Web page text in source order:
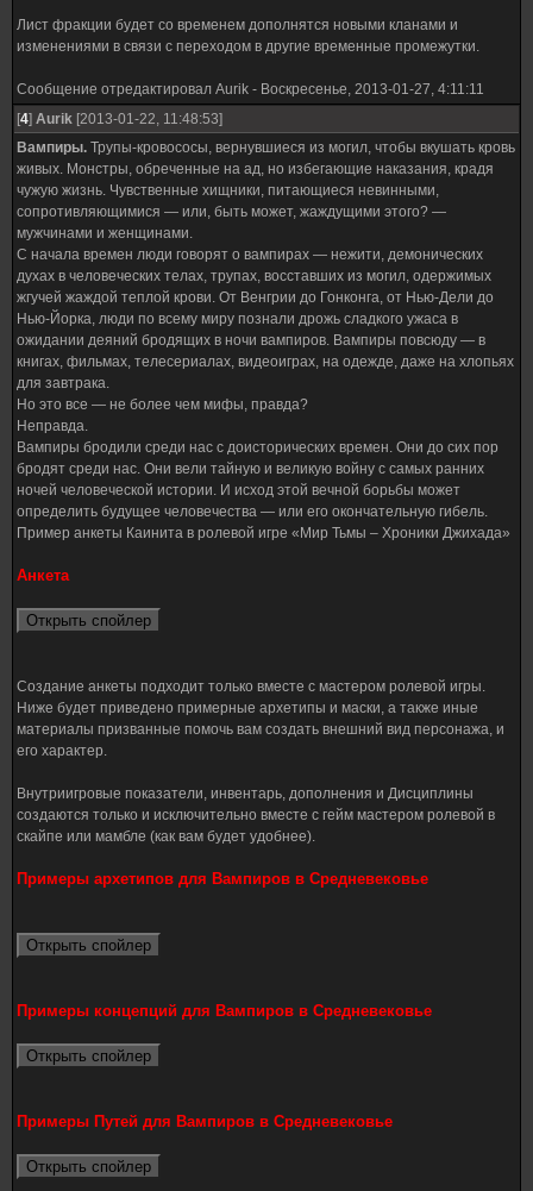
Лист фракции будет со временем дополнятся новыми кланами и
изменениями в связи с переходом в другие временные промежутки.
Сообщение отредактировал Aurik - Воскресенье, 2013-01-27, 4:11:11
[4] Aurik [2013-01-22, 11:48:53]
Вампиры. Трупы-кровососы, вернувшиеся из могил, чтобы вкушать кровь
живых. Монстры, обреченные на ад, но избегающие наказания, крадя
чужую жизнь. Чувственные хищники, питающиеся невинными,
сопротивляющимися — или, быть может, жаждущими этого? —
мужчинами и женщинами.
С начала времен люди говорят о вампирах — нежити, демонических
духах в человеческих телах, трупах, восставших из могил, одержимых
жгучей жаждой теплой крови. От Венгрии до Гонконга, от Нью-Дели до
Нью-Йорка, люди по всему миру познали дрожь сладкого ужаса в
ожидании деяний бродящих в ночи вампиров. Вампиры повсюду — в
книгах, фильмах, телесериалах, видеоиграх, на одежде, даже на хлопьях
для завтрака.
Но это все — не более чем мифы, правда?
Неправда.
Вампиры бродили среди нас с доисторических времен. Они до сих пор
бродят среди нас. Они вели тайную и великую войну с самых ранних
ночей человеческой истории. И исход этой вечной борьбы может
определить будущее человечества — или его окончательную гибель.
Пример анкеты Каинита в ролевой игре «Мир Тьмы – Хроники Джихада»
Анкета
Создание анкеты подходит только вместе с мастером ролевой игры.
Ниже будет приведено примерные архетипы и маски, а также иные
материалы призванные помочь вам создать внешний вид персонажа, и
его характер.
Внутриигровые показатели, инвентарь, дополнения и Дисциплины
создаются только и исключительно вместе с гейм мастером ролевой в
скайпе или мамбле (как вам будет удобнее).
Примеры архетипов для Вампиров в Средневековье
Примеры концепций для Вампиров в Средневековье
Примеры Путей для Вампиров в Средневековье